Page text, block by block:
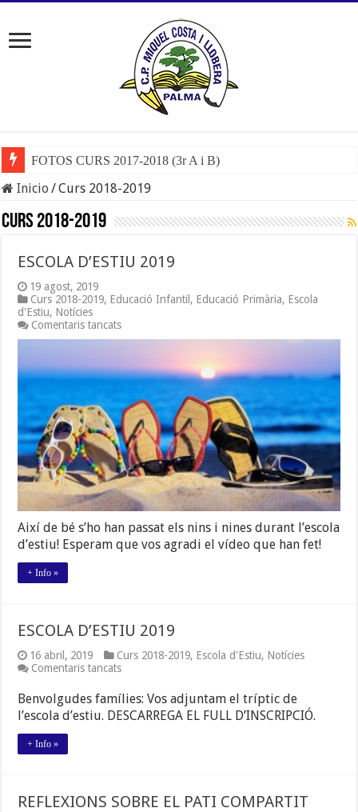
FOTOS CURS 2017-2018 (3r A i B)
Inicio /Curs 2018-2019
Curs 2018-2019
ESCOLA D’ESTIU 2019
19 agost, 2019
Curs 2018-2019, Educació Infantil , Educació Primària, Escola
d'Estiu, Notícies
Comentaris tancatsa
ESCOLA
Així de bé s’ho han passat els nins i nines durant l’escola
d’estiu! Esperam que vos agradi el vídeo que han fet!
+ Info »
ESCOLA D’ESTIU 2019
16 abril, 2019 Curs 2018-2019, Escola d'Estiu, Notícies
Comentaris tancatsa
D’ESTIU
2019
Benvolgudes famílies: Vos adjuntam el tríptic de
l’escola d’estiu. DESCARREGA EL FULL D’INSCRIPCIÓ.
+ Info »
REFLEXIONS SOBRE EL PATI COMPARTIT